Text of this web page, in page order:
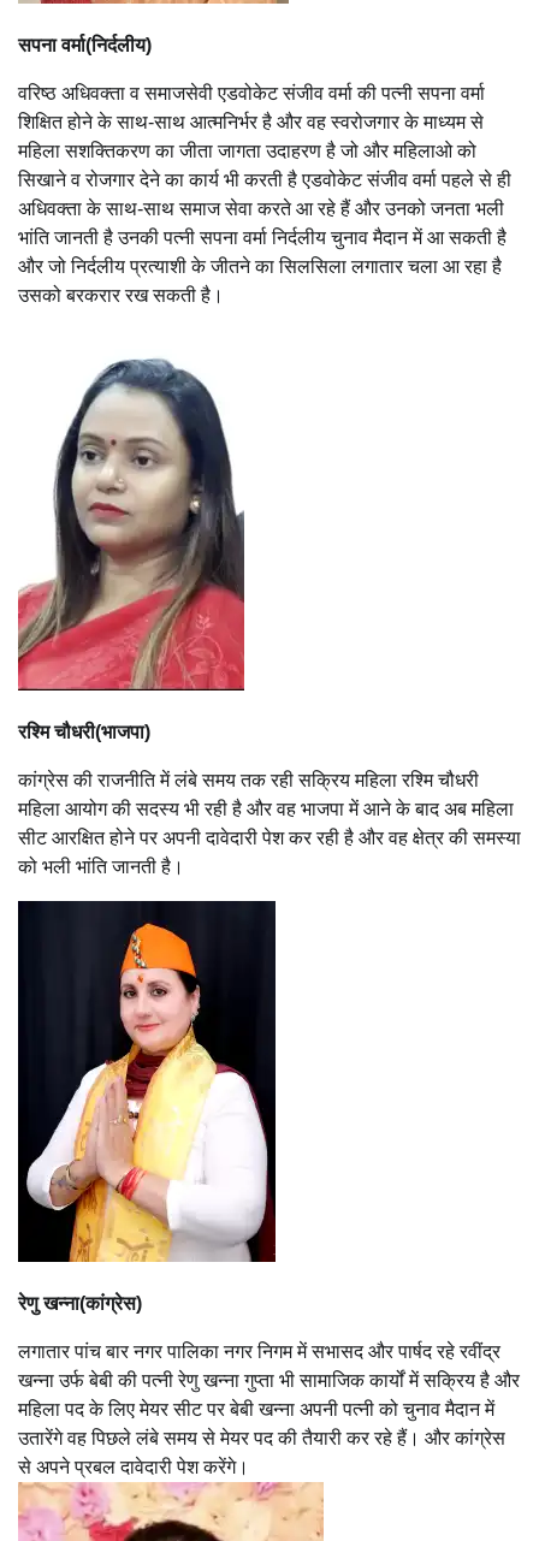
सपना वर्मा(निर्दलीय)
वरिष्ठ अधिवक्ता व समाजसेवी एडवोकेट संजीव वर्मा की पत्नी सपना वर्मा
शिक्षित होने के साथ-साथ आत्मनिर्भर है और वह स्वरोजगार के माध्यम से
महिला सशक्तिकरण का जीता जागता उदाहरण है जो और महिलाओ को
सिखाने व रोजगार देने का कार्य भी करती है एडवोकेट संजीव वर्मा पहले से ही
अधिवक्ता के साथ-साथ समाज सेवा करते आ रहे हैं और उनको जनता भली
भांति जानती है उनकी पत्नी सपना वर्मा निर्दलीय चुनाव मैदान में आ सकती है
और जो निर्दलीय प्रत्याशी के जीतने का सिलसिला लगातार चला आ रहा है
उसको बरकरार रख सकती है।
रश्मि चौधरी(भाजपा)
कांग्रेस की राजनीति में लंबे समय तक रही सक्रिय महिला रश्मि चौधरी
महिला आयोग की सदस्य भी रही है और वह भाजपा में आने के बाद अब महिला
सीट आरक्षित होने पर अपनी दावेदारी पेश कर रही है और वह क्षेत्र की समस्या
को भली भांति जानती है।
रेणु खन्ना(कांग्रेस)
लगातार पांच बार नगर पालिका नगर निगम में सभासद और पार्षद रहे रवींद्र
खन्ना उर्फ बेबी की पत्नी रेणु खन्ना गुप्ता भी सामाजिक कार्यों में सक्रिय है और
महिला पद के लिए मेयर सीट पर बेबी खन्ना अपनी पत्नी को चुनाव मैदान में
उतारेंगे वह पिछले लंबे समय से मेयर पद की तैयारी कर रहे हैं। और कांग्रेस
से अपने प्रबल दावेदारी पेश करेंगे।